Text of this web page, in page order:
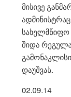
მისივე
სახელმწიფო
შიდა
დაუშვას.
02.09.14